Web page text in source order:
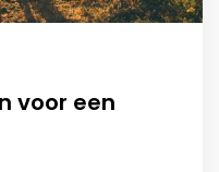
voor een